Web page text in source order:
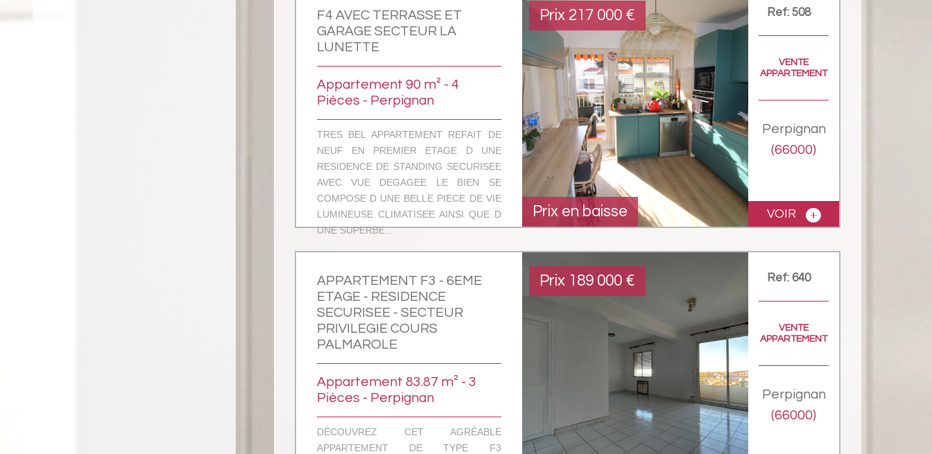
Prix en baisse
Prix 217 000 €
F4 AVEC TERRASSE ET
GARAGE SECTEUR LA
LUNETTE
Appartement 90 m² - 4
Pièces - Perpignan
TRES BEL APPARTEMENT REFAIT DE
NEUF EN PREMIER ETAGE D UNE
RESIDENCE DE STANDING SECURISEE
AVEC VUE DEGAGEE LE BIEN SE
COMPOSE D UNE BELLE PIECE DE VIE
LUMINEUSE CLIMATISEE AINSI QUE D
UNE SUPERBE...
Ref: 508
VENTE
APPARTEMENT
Perpignan
(66000)
VOIR
Prix 189 000 €
APPARTEMENT F3 - 6EME
ETAGE - RESIDENCE
SECURISEE - SECTEUR
PRIVILEGIE COURS
PALMAROLE
Appartement 83.87 m² - 3
Pièces - Perpignan
DÉCOUVREZ CET AGRÉABLE
APPARTEMENT DE TYPE F3
Ref: 640
VENTE
APPARTEMENT
Perpignan
(66000)